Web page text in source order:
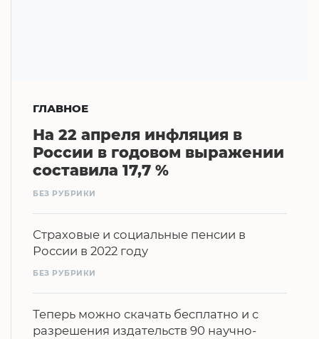
ГЛАВНОЕ
На 22 апреля инфляция в
России в годовом выражении
составила 17,7 %
БЕЗ РУБРИКИ
Страховые и социальные пенсии в
России в 2022 году
БЕЗ РУБРИКИ
Теперь можно скачать бесплатно и с
разрешения издательств 90 научно-